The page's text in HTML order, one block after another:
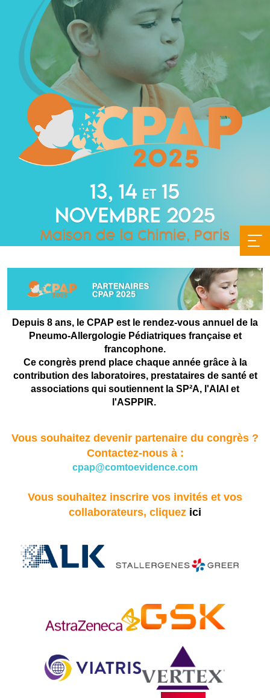
Depuis 8 ans, le CPAP est le rendez-vous annuel de la
Pneumo-Allergologie Pédiatriques française et
francophone.
Ce congrès prend place chaque année grâce à la
contribution des laboratoires, prestataires de santé et
associations qui soutiennent la SP²A, l'AIAI et
l'ASPPIR.
Vous souhaitez devenir partenaire du congrès ?
Contactez-nous à :
cpap@comtoevidence.com
Vous souhaitez inscrire vos invités et vos
collaborateurs, cliquez ici